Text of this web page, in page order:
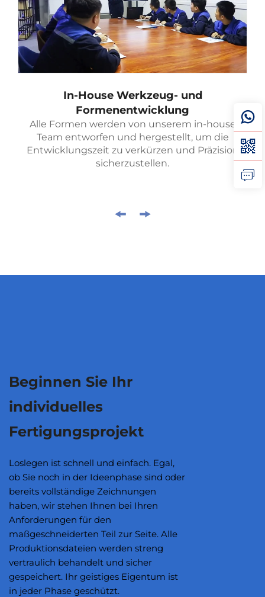
In-House Werkzeug- und
Formenentwicklung
Alle Formen werden von unserem in-house
Team entworfen und hergestellt, um die
Entwicklungszeit zu verkürzen und Präzision
sicherzustellen.
Beginnen Sie Ihr
individuelles
Fertigungsprojekt
Loslegen ist schnell und einfach. Egal,
ob Sie noch in der Ideenphase sind oder
bereits vollständige Zeichnungen
haben, wir stehen Ihnen bei Ihren
Anforderungen für den
maßgeschneiderten Teil zur Seite. Alle
Produktionsdateien werden streng
vertraulich behandelt und sicher
gespeichert. Ihr geistiges Eigentum ist
in jeder Phase geschützt.